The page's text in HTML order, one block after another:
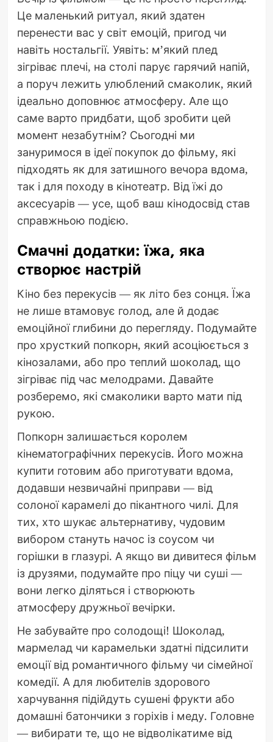
Це маленький ритуал, який здатен
перенести вас у світ емоцій, пригод чи
навіть ностальгії. Уявіть: м’який плед
зігріває плечі, на столі парує гарячий напій,
а поруч лежить улюблений смаколик, який
ідеально доповнює атмосферу. Але що
саме варто придбати, щоб зробити цей
момент незабутнім? Сьогодні ми
зануримося в ідеї покупок до фільму, які
підходять як для затишного вечора вдома,
так і для походу в кінотеатр. Від їжі до
аксесуарів — усе, щоб ваш кінодосвід став
справжньою подією.
Смачні додатки: їжа, яка
створює настрій
Кіно без перекусів — як літо без сонця. Їжа
не лише втамовує голод, але й додає
емоційної глибини до перегляду. Подумайте
про хрусткий попкорн, який асоціюється з
кінозалами, або про теплий шоколад, що
зігріває під час мелодрами. Давайте
розберемо, які смаколики варто мати під
рукою.
Попкорн залишається королем
кінематографічних перекусів. Його можна
купити готовим або приготувати вдома,
додавши незвичайні приправи — від
солоної карамелі до пікантного чилі. Для
тих, хто шукає альтернативу, чудовим
вибором стануть начос із соусом чи
горішки в глазурі. А якщо ви дивитеся фільм
із друзями, подумайте про піцу чи суші —
вони легко діляться і створюють
атмосферу дружньої вечірки.
Не забувайте про солодощі! Шоколад,
мармелад чи карамельки здатні підсилити
емоції від романтичного фільму чи сімейної
комедії. А для любителів здорового
харчування підійдуть сушені фрукти або
домашні батончики з горіхів і меду. Головне
— вибирати те, що не відволікатиме від